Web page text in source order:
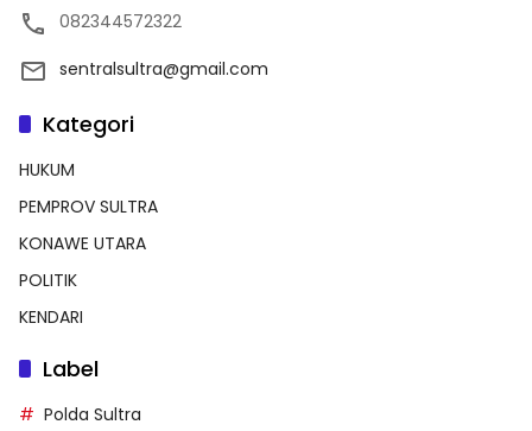
082344572322
sentralsultra@gmail.com
Kategori
HUKUM
PEMPROV SULTRA
KONAWE UTARA
POLITIK
KENDARI
Label
Polda Sultra